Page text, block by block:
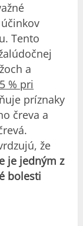
Tento
a
% pri
príznaky
čreva a
že
je jedným z
bolesti